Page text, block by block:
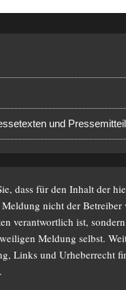
und
dass für den Inhalt der
nicht der Betreiber
verantwortlich ist,
Meldung selbst.
Links und Urheberrecht
.